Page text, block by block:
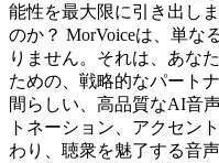
能性を最大限に引き出し
のか？ MorVoiceは、単な
りません。それは、あな
ための、戦略的なパート
間らしい、高品質なAI音
トネーション、アクセン
わり、聴衆を魅了する音